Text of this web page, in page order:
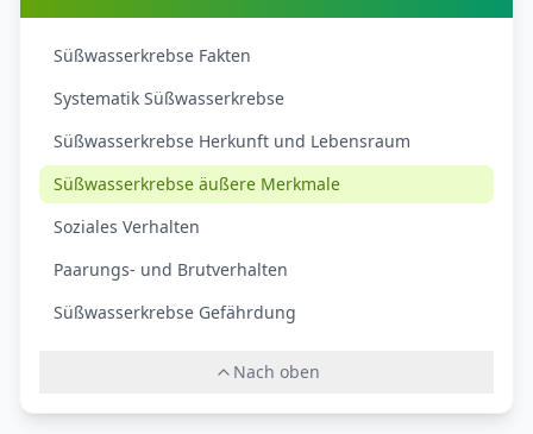
Süßwasserkrebse Fakten
Systematik Süßwasserkrebse
Süßwasserkrebse Herkunft und Lebensraum
Süßwasserkrebse äußere Merkmale
Soziales Verhalten
Paarungs- und Brutverhalten
Süßwasserkrebse Gefährdung
Nach oben